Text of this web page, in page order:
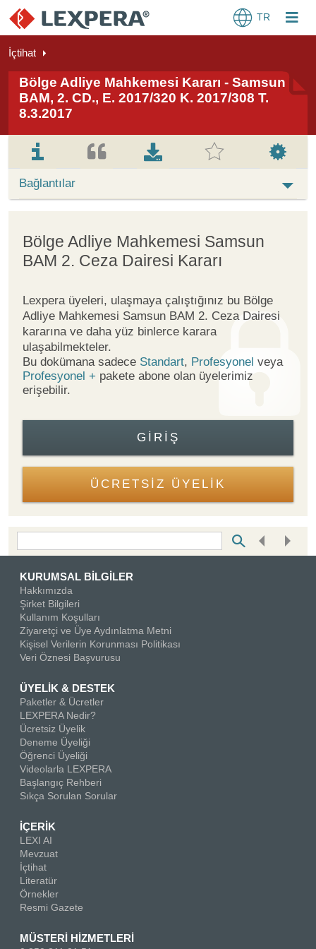
TR
İçtihat
Bölge Adliye Mahkemesi Kararı - Samsun
BAM, 2. CD., E. 2017/320 K. 2017/308 T.
8.3.2017
Bağlantılar
Bölge Adliye Mahkemesi Samsun
BAM 2. Ceza Dairesi Kararı
Lexpera üyeleri, ulaşmaya çalıştığınız bu Bölge
Adliye Mahkemesi Samsun BAM 2. Ceza Dairesi
kararına ve daha yüz binlerce karara
ulaşabilmekteler.
Bu dokümana sadece Standart, Profesyonel veya
Profesyonel + pakete abone olan üyelerimiz
erişebilir.
GIRIŞ
ÜCRETSİZ ÜYELİK
KURUMSAL BİLGİLER
Hakkımızda
Şirket Bilgileri
Kullanım Koşulları
Ziyaretçi ve Üye Aydınlatma Metni
Kişisel Verilerin Korunması Politikası
Veri Öznesi Başvurusu
ÜYELİK & DESTEK
Paketler & Ücretler
LEXPERA Nedir?
Ücretsiz Üyelik
Deneme Üyeliği
Öğrenci Üyeliği
Videolarla LEXPERA
Başlangıç Rehberi
Sıkça Sorulan Sorular
İÇERİK
LEXI AI
Mevzuat
İçtihat
Literatür
Örnekler
Resmi Gazete
MÜSTERİ HİZMETLERİ